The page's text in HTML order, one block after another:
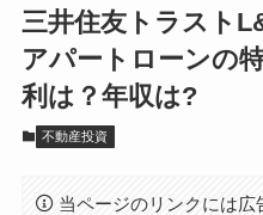
三井住友トラスト
アパートローンの
利は？年収は?
不動産投資
当ページのリンクには広